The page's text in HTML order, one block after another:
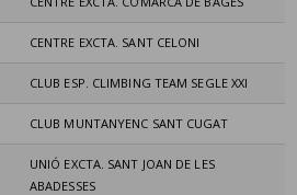
CENTRE EXCTA. SANT CELONI
CLUB ESP. CLIMBING TEAM SEGLE XXI
CLUB MUNTANYENC SANT CUGAT
UNIÓ EXCTA. SANT JOAN DE LES
ABADESSES